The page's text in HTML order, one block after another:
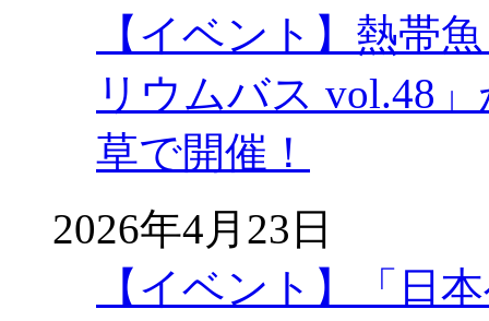
【イベント】熱帯
リウムバス vol.48
草で開催！
2026年4月23日
【イベント】「日